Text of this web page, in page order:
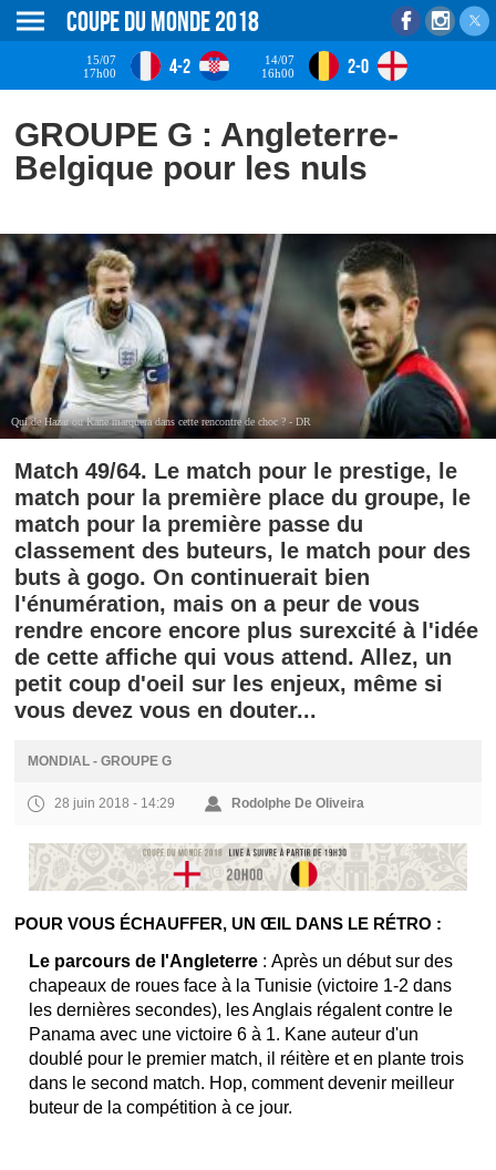
Coupe du monde 2018
15/07
17h00
4-2
14/07
16h00
2-0
GROUPE G : Angleterre-
Belgique pour les nuls
Qui de Hazar ou Kane marquera dans cette rencontre de choc ? - DR
Match 49/64. Le match pour le prestige, le
match pour la première place du groupe, le
match pour la première passe du
classement des buteurs, le match pour des
buts à gogo. On continuerait bien
l'énumération, mais on a peur de vous
rendre encore encore plus surexcité à l'idée
de cette affiche qui vous attend. Allez, un
petit coup d'oeil sur les enjeux, même si
vous devez vous en douter...
MONDIAL - GROUPE G
28 juin 2018 - 14:29 Rodolphe De Oliveira
POUR VOUS ÉCHAUFFER, UN ŒIL DANS LE RÉTRO :
Le parcours de l'Angleterre : Après un début sur des
chapeaux de roues face à la Tunisie (victoire 1-2 dans
les dernières secondes), les Anglais régalent contre le
Panama avec une victoire 6 à 1. Kane auteur d'un
doublé pour le premier match, il réitère et en plante trois
dans le second match. Hop, comment devenir meilleur
buteur de la compétition à ce jour.